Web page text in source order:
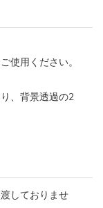
使用ください。
、背景透過の2
しておりませ